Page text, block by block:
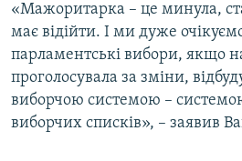
«Мажоритарка – це минула,
має відійти. І ми дуже
парламентські вибори, якщо
проголосувала за зміни,
виборчою системою –
виборчих списків», – заявив